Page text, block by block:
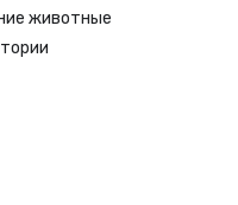
животные